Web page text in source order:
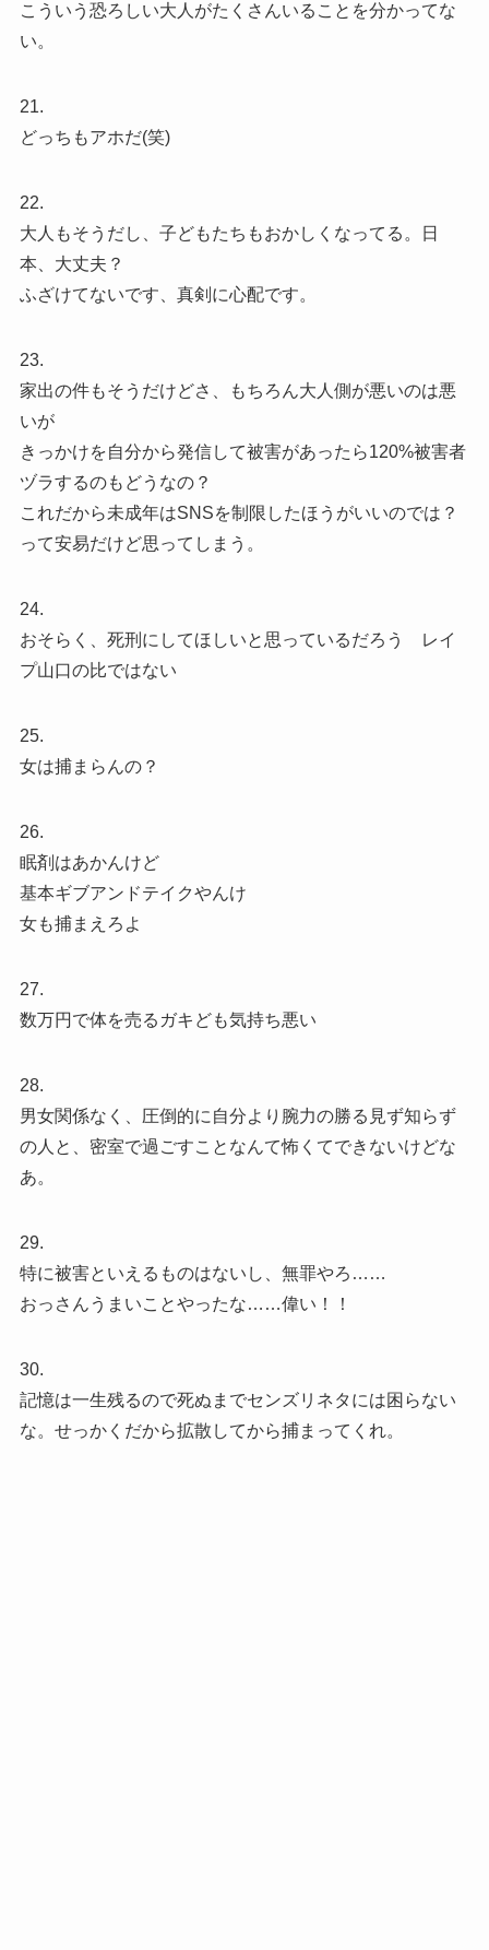
こういう恐ろしい大人がたくさんいることを分かってな
い。
21.
どっちもアホだ(笑)
22.
大人もそうだし、子どもたちもおかしくなってる。日
本、大丈夫？
ふざけてないです、真剣に心配です。
23.
家出の件もそうだけどさ、もちろん大人側が悪いのは悪
いが
きっかけを自分から発信して被害があったら120%被害者
ヅラするのもどうなの？
これだから未成年はSNSを制限したほうがいいのでは？
って安易だけど思ってしまう。
24.
おそらく、死刑にしてほしいと思っているだろう レイ
プ山口の比ではない
25.
女は捕まらんの？
26.
眠剤はあかんけど
基本ギブアンドテイクやんけ
女も捕まえろよ
27.
数万円で体を売るガキども気持ち悪い
28.
男女関係なく、圧倒的に自分より腕力の勝る見ず知らず
の人と、密室で過ごすことなんて怖くてできないけどな
あ。
29.
特に被害といえるものはないし、無罪やろ……
おっさんうまいことやったな……偉い！！
30.
記憶は一生残るので死ぬまでセンズリネタには困らない
な。せっかくだから拡散してから捕まってくれ。